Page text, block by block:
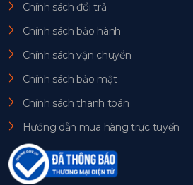
Chính sách đổi trả
Chính sách bảo hành
Chính sách vận chuyển
Chính sách bảo mật
Chính sách thanh toán
Hướng dẫn mua hàng trực tuyến